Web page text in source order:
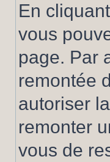
En
vous
page. Par
remontée
autoriser
remonter
vous de